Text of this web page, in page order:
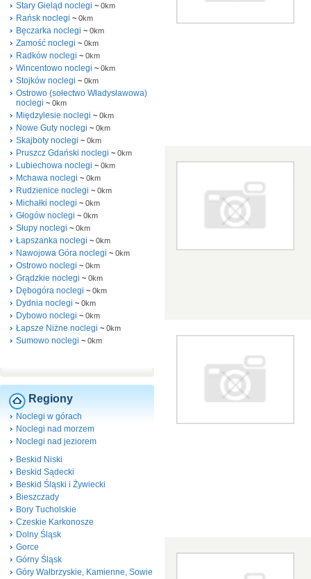
Stary Gieląd noclegi ~ 0km
Rańsk noclegi ~ 0km
Bęczarka noclegi ~ 0km
Zamość noclegi ~ 0km
Radków noclegi ~ 0km
Wincentowo noclegi ~ 0km
Stojków noclegi ~ 0km
Ostrowo (sołectwo Władysławowa)
noclegi ~ 0km
Międzylesie noclegi ~ 0km
Nowe Guty noclegi ~ 0km
Skajboty noclegi ~ 0km
Pruszcz Gdański noclegi ~ 0km
Lubiechowa noclegi ~ 0km
Mchawa noclegi ~ 0km
Rudzienice noclegi ~ 0km
Michałki noclegi ~ 0km
Głogów noclegi ~ 0km
Słupy noclegi ~ 0km
Łapszanka noclegi ~ 0km
Nawojowa Góra noclegi ~ 0km
Ostrowo noclegi ~ 0km
Grądzkie noclegi ~ 0km
Dębogóra noclegi ~ 0km
Dydnia noclegi ~ 0km
Dybowo noclegi ~ 0km
Łapsze Niżne noclegi ~ 0km
Sumowo noclegi ~ 0km
Regiony
Noclegi w górach
Noclegi nad morzem
Noclegi nad jeziorem
Beskid Niski
Beskid Sądecki
Beskid Śląski i Żywiecki
Bieszczady
Bory Tucholskie
Czeskie Karkonosze
Dolny Śląsk
Gorce
Górny Śląsk
Góry Wałbrzyskie, Kamienne, Sowie